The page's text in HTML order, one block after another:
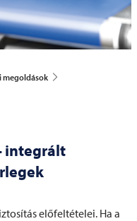
megoldások
integrált
előfeltételei. Ha a